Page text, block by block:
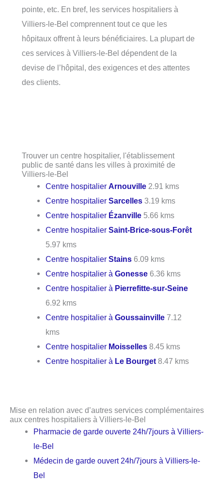
pointe, etc. En bref, les services hospitaliers à
Villiers-le-Bel comprennent tout ce que les
hôpitaux offrent à leurs bénéficiaires. La plupart de
ces services à Villiers-le-Bel dépendent de la
devise de l’hôpital, des exigences et des attentes
des clients.
Trouver un centre hospitalier, l'établissement
public de santé dans les villes à proximité de
Villiers-le-Bel
Centre hospitalierArnouville 2.91 kms
Centre hospitalierSarcelles 3.19 kms
Centre hospitalier Ézanville 5.66 kms
Centre hospitalierSaint-Brice-sous-Forêt
5.97 kms
Centre hospitalierStains 6.09 kms
Centre hospitalier àGonesse 6.36 kms
Centre hospitalier à Pierrefitte-sur-Seine
6.92 kms
Centre hospitalier àGoussainville 7.12
kms
Centre hospitalier Moisselles 8.45 kms
Centre hospitalier à Le Bourget 8.47 kms
Mise en relation avec d’autres services complémentaires
aux centres hospitaliers à Villiers-le-Bel
Pharmacie de garde ouverte 24h/7jours à Villiers-
le-Bel
Médecin de garde ouvert 24h/7jours à Villiers-le-
Bel